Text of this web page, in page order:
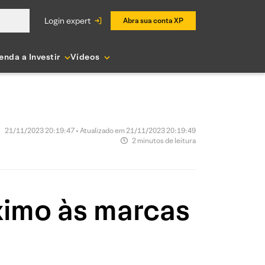
login expert Abra sua conta XP
a Investir Vídeos
21/11/2023 20:19:47 • Atualizado em 21/11/2023 20:19:49
2 minutos de leitura
às marcas